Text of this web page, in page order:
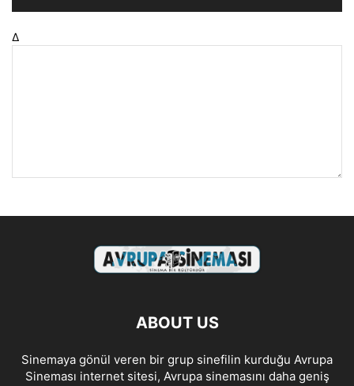
Δ
ABOUT US
Sinemaya gönül veren bir grup sinefilin kurduğu Avrupa
Sineması internet sitesi, Avrupa sinemasını daha geniş